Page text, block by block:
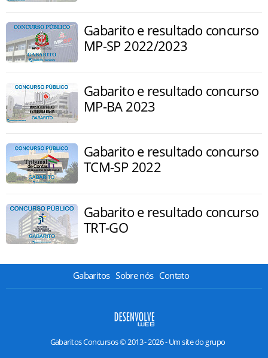
Gabarito e resultado concurso
MP-SP 2022/2023
Gabarito e resultado concurso
MP-BA 2023
Gabarito e resultado concurso
TCM-SP 2022
Gabarito e resultado concurso
TRT-GO
Gabaritos Sobre nós Contato
Gabaritos Concursos © 2013 - 2026 - Um site do grupo